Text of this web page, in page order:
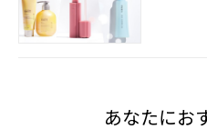
あなたにお